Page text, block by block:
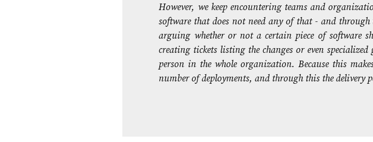
However, we keep encountering teams and
software that does not need any of that - and
arguing whether or not a certain piece of software
creating tickets listing the changes or even specialized
person in the whole organization. Because this
number of deployments, and through this the delivery